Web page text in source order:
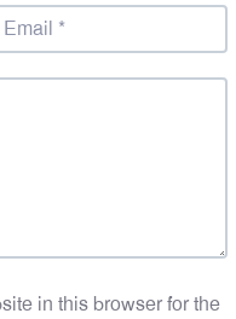
in this browser for the